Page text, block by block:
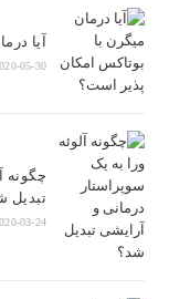
آیا
05-30
چگونه
تبدیل
03-24